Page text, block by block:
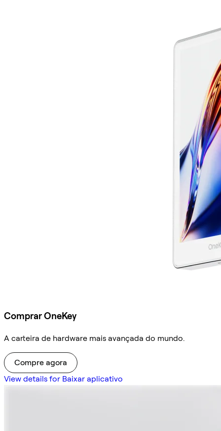
Comprar OneKey
A carteira de hardware mais avançada do mundo.
Compre agora
View details for Baixar aplicativo